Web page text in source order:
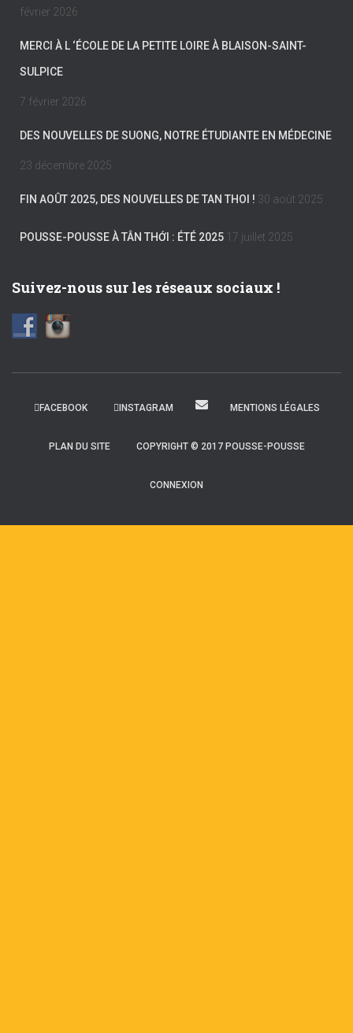
février 2026
MERCI À L ‘ÉCOLE DE LA PETITE LOIRE À BLAISON-SAINT-
SULPICE
7 février 2026
DES NOUVELLES DE SUONG, NOTRE ÉTUDIANTE EN MÉDECINE
23 décembre 2025
FIN AOÛT 2025, DES NOUVELLES DE TAN THOI ! 30 août 2025
POUSSE-POUSSE À TÂN THỚI : ÉTÉ 2025 17 juillet 2025
Suivez-nous sur les réseaux sociaux !
FACEBOOK INSTAGRAM MENTIONS LÉGALES
PLAN DU SITE COPYRIGHT © 2017 POUSSE-POUSSE
CONNEXION